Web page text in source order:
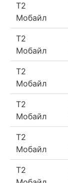
Т2
Мобайл
Т2
Мобайл
Т2
Мобайл
Т2
Мобайл
Т2
Мобайл
Т2